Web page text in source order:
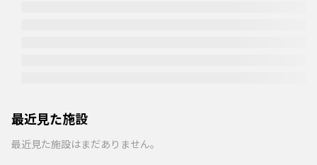
最近見た施設
最近見た施設はまだありません。